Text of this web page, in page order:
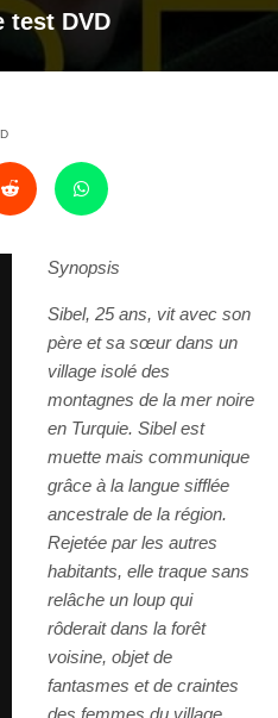
test DVD
Synopsis
Sibel, 25 ans, vit avec son
père et sa sœur dans un
village isolé des
montagnes de la mer noire
en Turquie. Sibel est
muette mais communique
grâce à la langue sifflée
ancestrale de la région.
Rejetée par les autres
habitants, elle traque sans
relâche un loup qui
rôderait dans la forêt
voisine, objet de
fantasmes et de craintes